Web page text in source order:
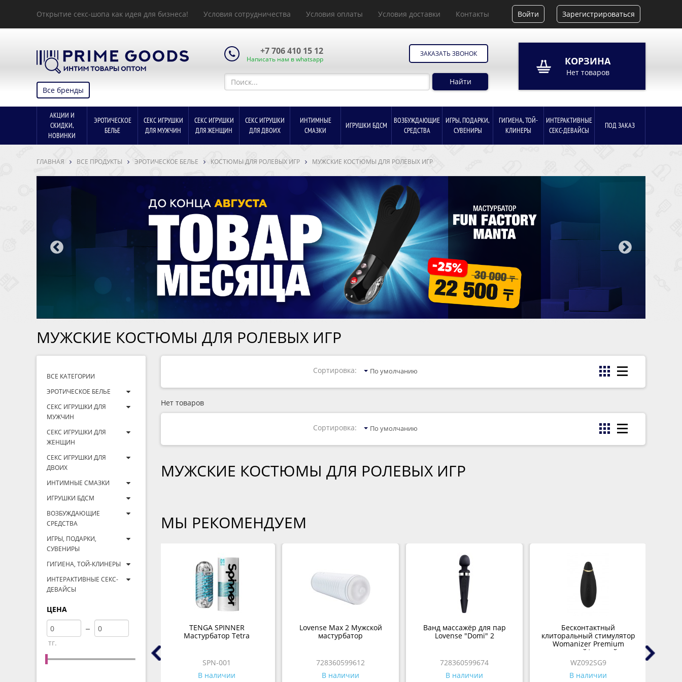
Открытие секс-шопа как идея для бизнеса! Условия сотрудничества Условия оплаты Условия доставки Контакты Войти Зарегистрироваться
Все бренды
+7 706 410 15 12
Написать нам в whatsapp
ЗАКАЗАТЬ ЗВОНОК
Найти
КОРЗИНА
Нет товаров
АКЦИИ И
СКИДКИ,
НОВИНКИ
ЭРОТИЧЕСКОЕ
БЕЛЬЕ
СЕКС ИГРУШКИ
ДЛЯ МУЖЧИН
СЕКС ИГРУШКИ
ДЛЯ ЖЕНЩИН
СЕКС ИГРУШКИ
ДЛЯ ДВОИХ
ИНТИМНЫЕ
СМАЗКИ
ИГРУШКИ БДСМ
ВОЗБУЖДАЮЩИЕ
СРЕДСТВА
ИГРЫ, ПОДАРКИ,
СУВЕНИРЫ
ГИГИЕНА, ТОЙ-
КЛИНЕРЫ
ИНТЕРАКТИВНЫЕ
СЕКС-ДЕВАЙСЫ
ПОД ЗАКАЗ
ГЛАВНАЯ ВСЕ ПРОДУКТЫ ЭРОТИЧЕСКОЕ БЕЛЬЕ КОСТЮМЫ ДЛЯ РОЛЕВЫХ ИГР МУЖСКИЕ КОСТЮМЫ ДЛЯ РОЛЕВЫХ ИГР
МУЖСКИЕ КОСТЮМЫ ДЛЯ РОЛЕВЫХ ИГР
ВСЕ КАТЕГОРИИ
ЭРОТИЧЕСКОЕ БЕЛЬЕ
СЕКС ИГРУШКИ ДЛЯ
МУЖЧИН
СЕКС ИГРУШКИ ДЛЯ
ЖЕНЩИН
СЕКС ИГРУШКИ ДЛЯ
ДВОИХ
ИНТИМНЫЕ СМАЗКИ
ИГРУШКИ БДСМ
ВОЗБУЖДАЮЩИЕ
СРЕДСТВА
ИГРЫ, ПОДАРКИ,
СУВЕНИРЫ
ГИГИЕНА, ТОЙ-КЛИНЕРЫ
ИНТЕРАКТИВНЫЕ СЕКС-
ДЕВАЙСЫ
ЦЕНА
тг.
Сортировка: По умолчанию
Нет товаров
Сортировка: По умолчанию
МУЖСКИЕ КОСТЮМЫ ДЛЯ РОЛЕВЫХ ИГР
МЫ РЕКОМЕНДУЕМ
Бесконтактный
клиторальный стимулятор
Womanizer Liberty розовый
WZ11CM0200
TENGA SPINNER
Мастурбатор Tetra
SPN-001
В наличии
Lovense Max 2 Мужской
мастурбатор
728360599612
В наличии
Ванд массажёр для пар
Lovense "Domi" 2
728360599674
В наличии
Бесконтактный
клиторальный стимулятор
Womanizer Premium
черный/золотой
WZ092SG9
В наличии